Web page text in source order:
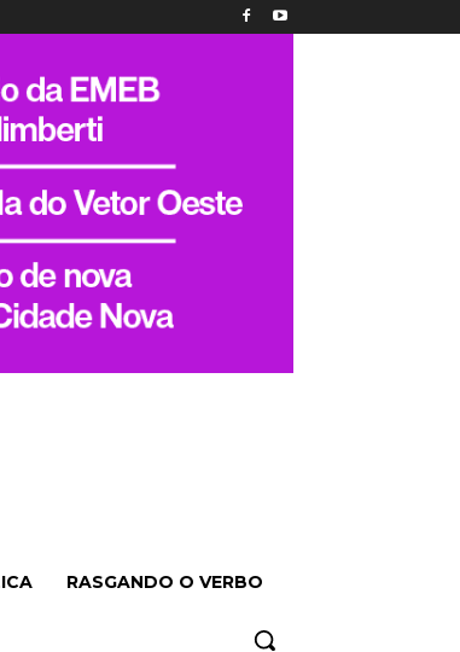
RASGANDO O VERBO